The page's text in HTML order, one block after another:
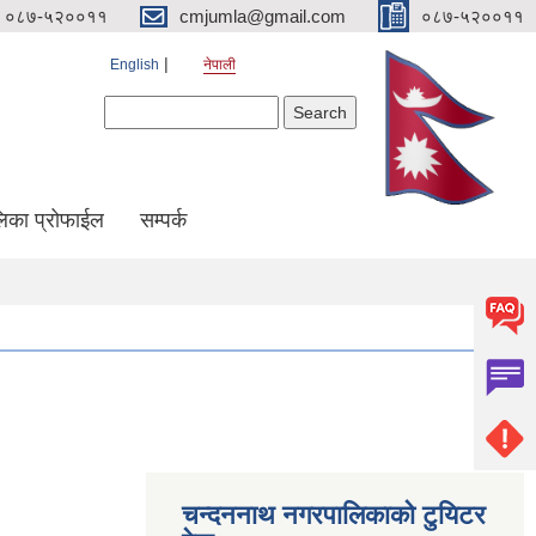
०८७-५२००११ cmjumla@gmail.com ०८७-५२००११
English नेपाली
प्रोफाईल सम्पर्क
चन्दननाथ नगरपालिकाको टुयिटर